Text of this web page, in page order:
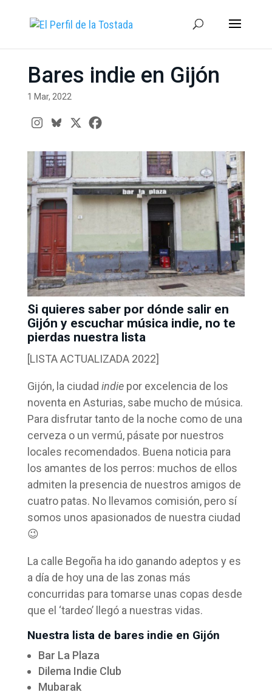
Bares indie en Gijón
1 Mar, 2022
Si quieres saber por dónde salir en
Gijón y escuchar música indie, no te
pierdas nuestra lista
[LISTA ACTUALIZADA 2022]
Gijón, la ciudad indiepor excelencia de los
noventa en Asturias, sabe mucho de música.
Para disfrutar tanto de la noche como de una
cerveza o un vermú, pásate por nuestros
locales recomendados. Buena noticia para
los amantes de los perros: muchos de ellos
admiten la presencia de nuestros amigos de
cuatro patas. No llevamos comisión, pero sí
somos unos apasionados de nuestra ciudad
😉
La calle Begoña ha ido ganando adeptos y es
a día de hoy una de las zonas más
concurridas para tomarse unas copas desde
que el ‘tardeo’ llegó a nuestras vidas.
Nuestra lista de bares indie en Gijón
Bar La Plaza
Dilema Indie Club
Mubarak